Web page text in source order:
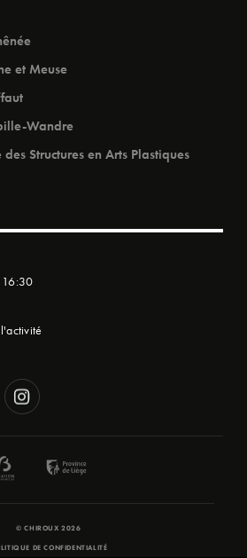
et Meuse
Wandre
des Structures en Arts Plastiques
© CHIROUX 2026
DE CONFIDENTIALITÉ